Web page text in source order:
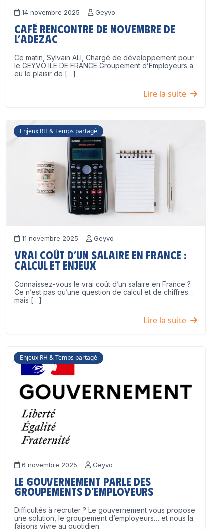
14 novembre 2025 Geyvo
Café Rencontre de Novembre de
l’ADEZAC
Ce matin, Sylvain ALI, Chargé de développement pour
le GEYVO ILE DE FRANCE Groupement d’Employeurs a
eu le plaisir de […]
Lire la suite
Enjeux RH & Temps partagé
11 novembre 2025 Geyvo
Vrai coût d’un salaire en France :
calcul et enjeux
Connaissez-vous le vrai coût d’un salaire en France ?
Ce n’est pas qu’une question de calcul et de chiffres…
mais […]
Lire la suite
Enjeux RH & Temps partagé
6 novembre 2025 Geyvo
Le Gouvernement parle des
groupements d’employeurs
Difficultés à recruter ? Le gouvernement vous propose
une solution, le groupement d’employeurs… et nous la
faisons vivre au quotidien.